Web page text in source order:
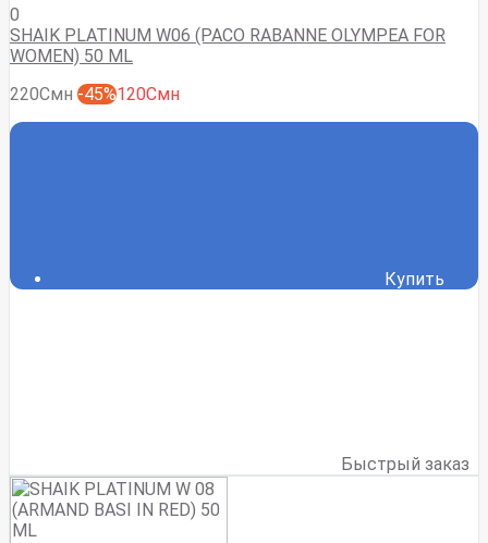
0
SHAIK PLATINUM W06 (PACO RABANNE OLYMPEA FOR
WOMEN) 50 ML
220Смн -45%120Смн
Купить
Быстрый заказ